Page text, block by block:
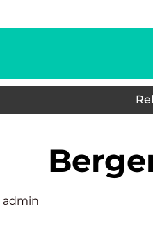
admin